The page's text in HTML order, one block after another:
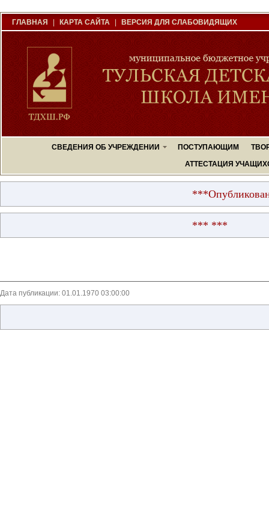
ГЛАВНАЯ КАРТА САЙТА ВЕРСИЯ ДЛЯ СЛАБОВИДЯЩИХ
СВЕДЕНИЯ ОБ УЧРЕЖДЕНИИ ПОСТУПАЮЩИМ
АТТЕСТАЦИЯ
***Опубликованы
*** ***
Дата публикации: 01.01.1970 03:00:00